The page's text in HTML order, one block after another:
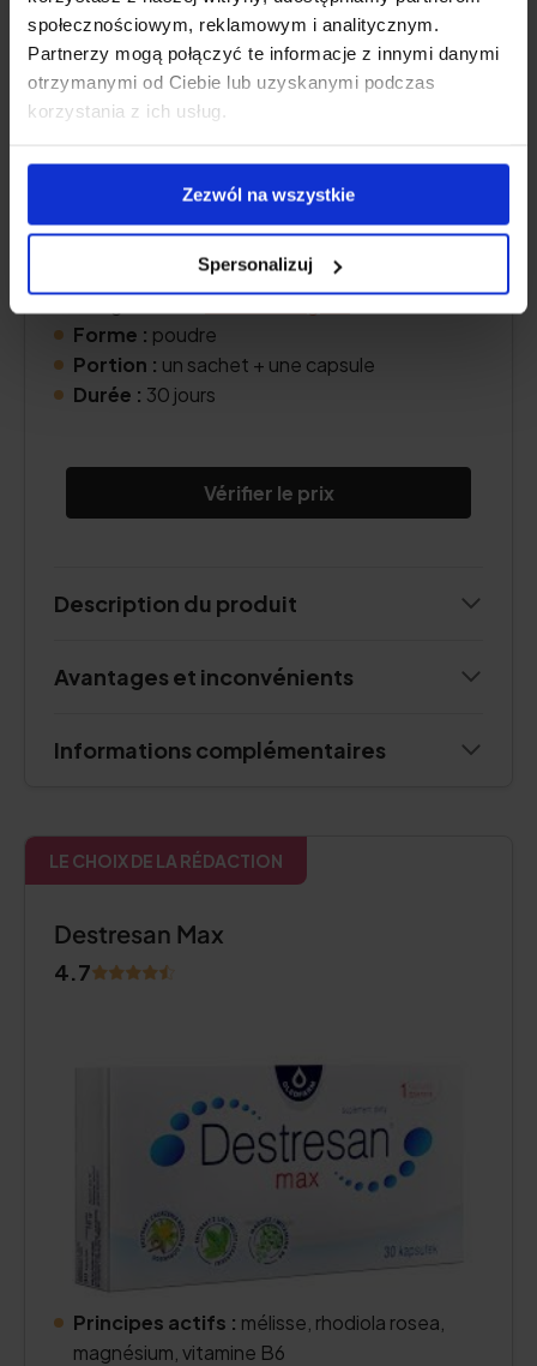
społecznościowym, reklamowym i analitycznym.
Partnerzy mogą połączyć te informacje z innymi danymi
otrzymanymi od Ciebie lub uzyskanymi podczas
korzystania z ich usług.
Zezwól na wszystkie
Spersonalizuj
de collagènePEPTAN®.
coenzyme Q10, extrait de prêle des champs,
zinc, cuivre,vitamine A
Forme : poudre
Portion : un sachet + une capsule
Durée : 30 jours
Vérifier le prix
Description du produit
Avantages et inconvénients
Informations complémentaires
LE CHOIX DE LA RÉDACTION
Destresan Max
4.7
Principes actifs : mélisse, rhodiola rosea,
magnésium, vitamine B6